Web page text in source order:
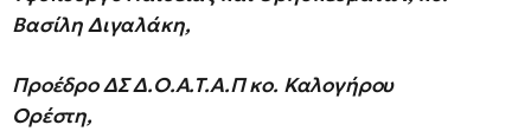
Βασίλη Διγαλάκη,
Προέδρο ΔΣ Δ.Ο.Α.Τ.Α.Π κο. Καλογήρου
Ορέστη,